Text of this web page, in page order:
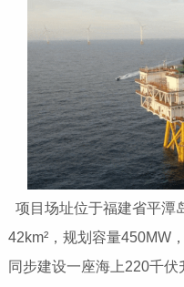
项目场址位于福建省平潭
42km²，规划容量450MW
同步建设一座海上220千